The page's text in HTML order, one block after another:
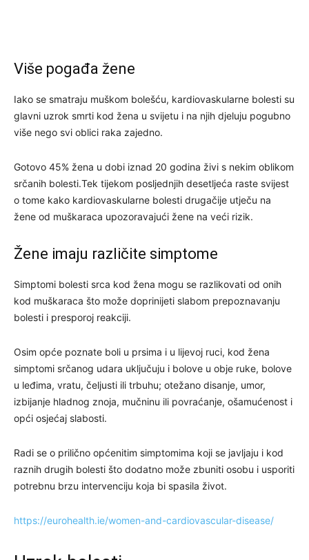
Više pogađa žene
Iako se smatraju muškom bolešću, kardiovaskularne bolesti su
glavni uzrok smrti kod žena u svijetu i na njih djeluju pogubno
više nego svi oblici raka zajedno.
Gotovo 45% žena u dobi iznad 20 godina živi s nekim oblikom
srčanih bolesti.Tek tijekom posljednjih desetljeća raste svijest
o tome kako kardiovaskularne bolesti drugačije utječu na
žene od muškaraca upozoravajući žene na veći rizik.
Žene imaju različite simptome
Simptomi bolesti srca kod žena mogu se razlikovati od onih
kod muškaraca što može doprinijeti slabom prepoznavanju
bolesti i presporoj reakciji.
Osim opće poznate boli u prsima i u lijevoj ruci, kod žena
simptomi srčanog udara uključuju i bolove u obje ruke, bolove
u leđima, vratu, čeljusti ili trbuhu; otežano disanje, umor,
izbijanje hladnog znoja, mučninu ili povraćanje, ošamućenost i
opći osjećaj slabosti.
Radi se o prilično općenitim simptomima koji se javljaju i kod
raznih drugih bolesti što dodatno može zbuniti osobu i usporiti
potrebnu brzu intervenciju koja bi spasila život.
https://eurohealth.ie/women-and-cardiovascular-disease/